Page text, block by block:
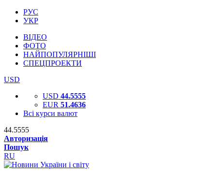
РУС
УКР
ВІДЕО
ФОТО
НАЙПОПУЛЯРНІШІ
СПЕЦПРОЕКТИ
USD
USD 44.5555
EUR 51.4636
Всі курси валют
44.5555
Авторизація
Пошук
RU